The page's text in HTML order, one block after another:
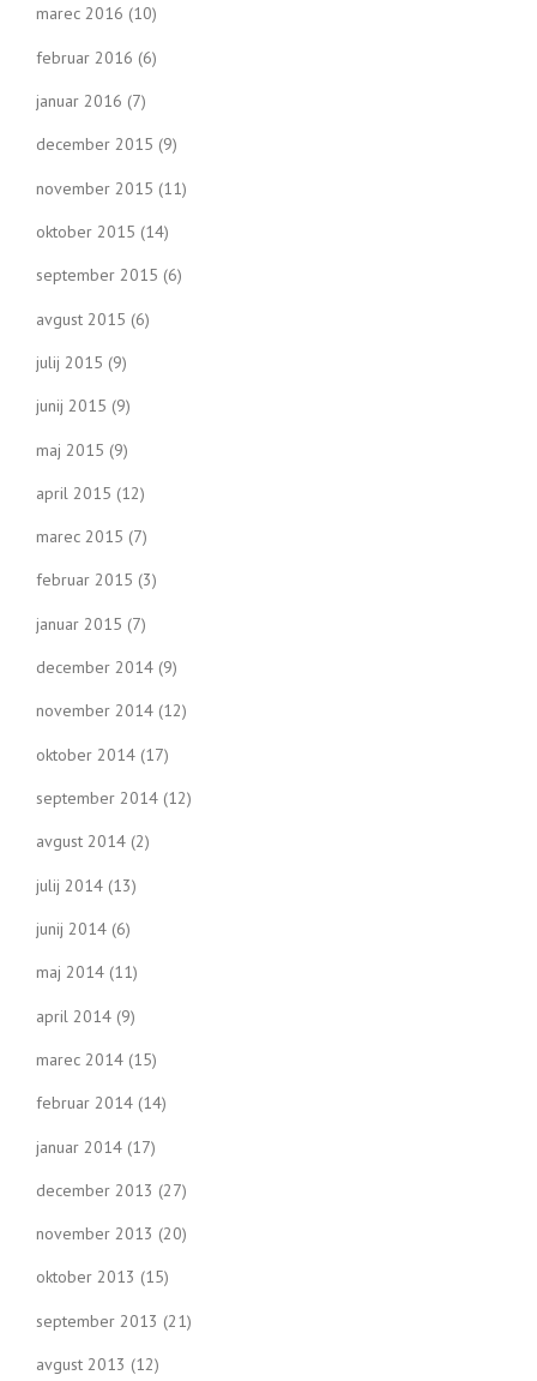
marec 2016 (10)
februar 2016 (6)
januar 2016 (7)
december 2015 (9)
november 2015 (11)
oktober 2015 (14)
september 2015 (6)
avgust 2015 (6)
julij 2015 (9)
junij 2015 (9)
maj 2015 (9)
april 2015 (12)
marec 2015 (7)
februar 2015 (3)
januar 2015 (7)
december 2014 (9)
november 2014 (12)
oktober 2014 (17)
september 2014 (12)
avgust 2014 (2)
julij 2014 (13)
junij 2014 (6)
maj 2014 (11)
april 2014 (9)
marec 2014 (15)
februar 2014 (14)
januar 2014 (17)
december 2013 (27)
november 2013 (20)
oktober 2013 (15)
september 2013 (21)
avgust 2013 (12)